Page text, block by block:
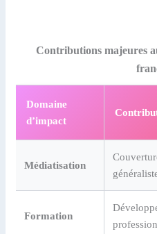
Contributions majeures
Domaine
d’impact
Médiatisation
Formation